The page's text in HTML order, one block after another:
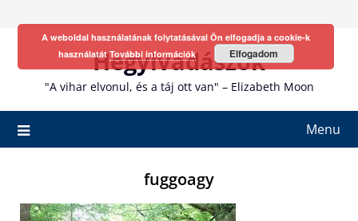
Hegyivadászok
"A vihar elvonul, és a táj ott van" – Elizabeth Moon
Menu
fuggoagy
A weboldal használatának folytatásával Ön elfogadja a cookie-k
használatátTovábbi információk Elfogadom